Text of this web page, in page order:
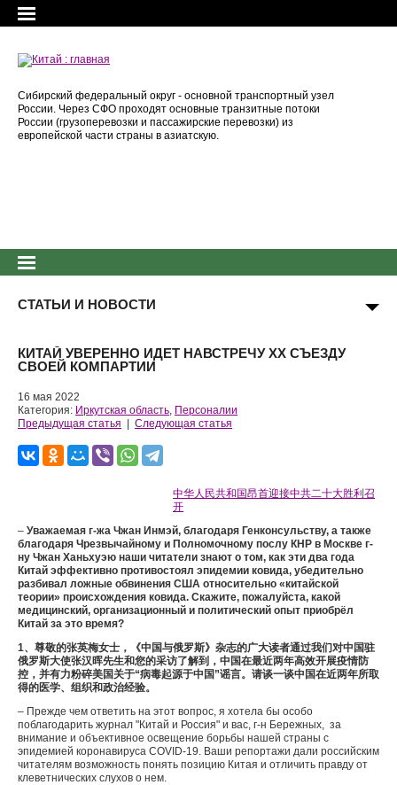
Сибирский федеральный округ - основной транспортный узел
России. Через СФО проходят основные транзитные потоки
России (грузоперевозки и пассажирские перевозки) из
европейской части страны в азиатскую.
СТАТЬИ И НОВОСТИ
КИТАЙ УВЕРЕННО ИДЕТ НАВСТРЕЧУ ХХ СЪЕЗДУ
СВОЕЙ КОМПАРТИИ
16 мая 2022
Категория: Иркутская область, Персоналии
Предыдущая статья
Следующая статья
中华人民共和国昂首迎接中共二十大胜利召
开
– Уважаемая г-жа Чжан Инмэй, благодаря Генконсульству, а также
благодаря Чрезвычайному и Полномочному послу КНР в Москве г-
ну Чжан Ханьхуэю наши читатели знают о том, как эти два года
Китай эффективно противостоял эпидемии ковида, убедительно
разбивал ложные обвинения США относительно «китайской
теории» происхождения ковида. Скажите, пожалуйста, какой
медицинский, организационный и политический опыт приобрёл
Китай за это время?
1、 尊敬的张英梅女士，《中国与俄罗斯》杂志的广大读者通过我们对中国驻
俄罗斯大使张汉晖先生和您的采访了解到，中国在最近两年高效开展疫情防
控，并有力粉碎美国关于“病毒起源于中国”谣言。请谈一谈中国在近两年所取
得的医学、组织和政治经验。
– Прежде чем ответить на этот вопрос, я хотела бы особо
поблагодарить журнал "Китай и Россия" и вас, г-н Бережных, за
внимание и объективное освещение борьбы нашей страны с
эпидемией коронавируса COVID-19. Ваши репортажи дали российским
читателям возможность понять позицию Китая и отличить правду от
клеветнических слухов о нем.